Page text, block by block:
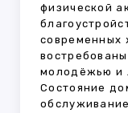
физической
современных
молодёжью и
Состояние